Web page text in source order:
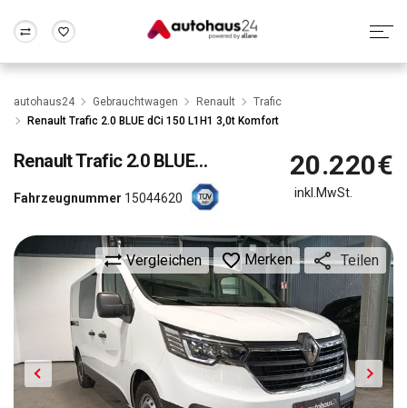
Zum Antrag
Wir bewerten dein Auto
Alle Fragen & Antworten
Rund um die Inzahlungnahme
FrankfurtWuppertal
autohaus24 Gebrauchtwagen Renault
Trafic
Renault Trafic 2.0 BLUE dCi 150 L1H1 3,0t Komfort
RenaultTrafic 2.0 BLUE dCi 150 L1H1 3,0t Komfort
Fahrzeugnummer 15044620
Vergleichen Merken Teilen
20.220€
inkl.MwSt.